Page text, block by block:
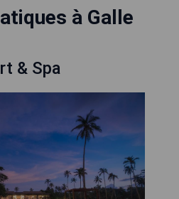
à Galle
& Spa